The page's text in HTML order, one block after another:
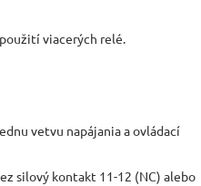
viacerých relé.
vetvu napájania a ovládací
silový kontakt 11-12 (NC) alebo